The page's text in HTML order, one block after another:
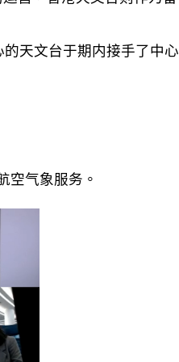
天文台于期内接手了中心
空气象服务。